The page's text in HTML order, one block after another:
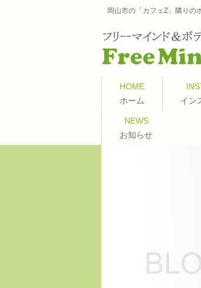
岡山市の「カフェZ」隣りの
HOME
ホーム イン
NEWS
お知らせ